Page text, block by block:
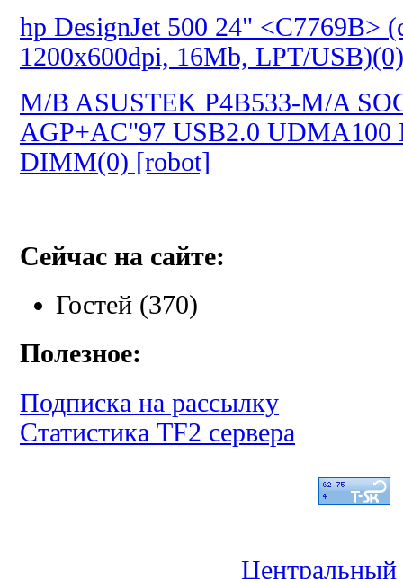
hp DesignJet 500 24" <C7769B>
1200х600dpi, 16Mb, LPT/
M/B ASUSTEK P4B533-M/A
AGP+AC"97 USB2.0
DIMM(0) [robot]
Сейчас на сайте:
Гостей (370)
Полезное:
Подписка на рассылку
Статистика TF2 сервера